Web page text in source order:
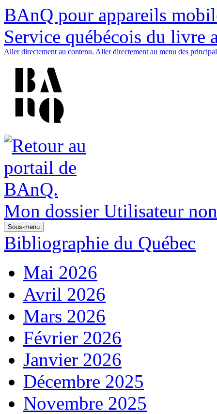
BAnQ pour appareils
Service québécois du livre
Aller directement au contenu. Aller directement au menu des
Mon dossier Utilisateur
Sous-menu
Bibliographie du Québec
Mai 2026
Avril 2026
Mars 2026
Février 2026
Janvier 2026
Décembre 2025
Novembre 2025